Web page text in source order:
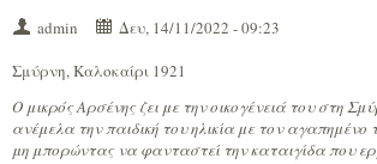
admin
Δευ, 14/11/2022 - 09:23
Σμύρνη, Καλοκαίρι 1921
Ο μικρός Αρσένης ζει με την οικογένειά του στη
ανέμελα την παιδική του ηλικία με τον
μη μπορώντας να φανταστεί την καταιγίδα που